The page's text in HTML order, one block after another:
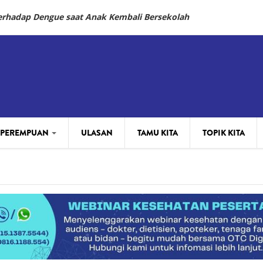
Dengue saat Anak Kembali Bersekolah
ULASAN TAMU KITA TOPIK KITA